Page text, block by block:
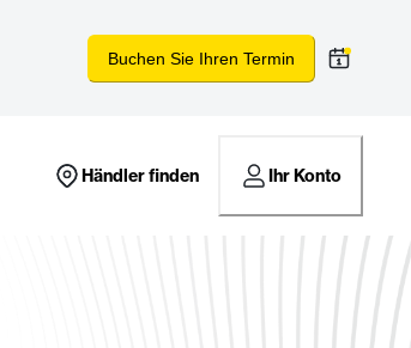
Buchen Sie Ihren Termin
Händler finden Ihr Konto